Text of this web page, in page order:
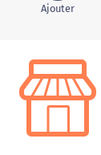
Ajouter